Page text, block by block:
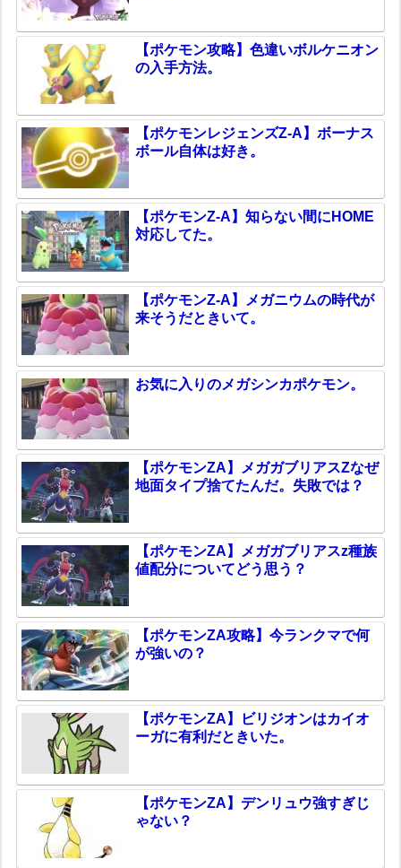
【ポケモン攻略】色違いボルケニオン
の入手方法。
【ポケモンレジェンズZ-A】ボーナス
ボール自体は好き。
【ポケモンZ-A】知らない間にHOME
対応してた。
【ポケモンZ-A】メガニウムの時代が
来そうだときいて。
お気に入りのメガシンカポケモン。
【ポケモンZA】メガガブリアスZなぜ
地面タイプ捨てたんだ。失敗では？
【ポケモンZA】メガガブリアスz種族
値配分についてどう思う？
【ポケモンZA攻略】今ランクマで何
が強いの？
【ポケモンZA】ビリジオンはカイオ
ーガに有利だときいた。
【ポケモンZA】デンリュウ強すぎじ
ゃない？